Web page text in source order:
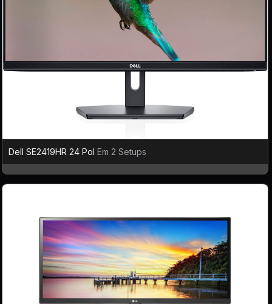
Dell SE2419HR 24 Pol Em 2 Setups